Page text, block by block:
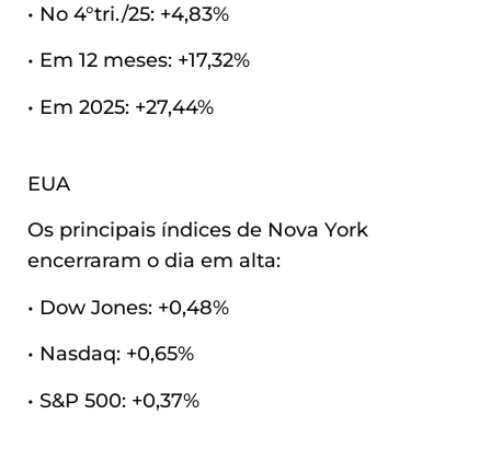
• No 4°tri./25: +4,83%
• Em 12 meses: +17,32%
• Em 2025: +27,44%
EUA
Os principais índices de Nova York
encerraram o dia em alta:
• Dow Jones: +0,48%
• Nasdaq: +0,65%
• S&P 500: +0,37%